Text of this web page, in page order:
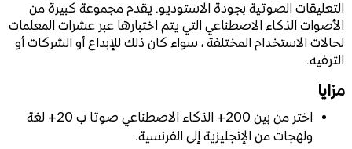
التعليقات الصوتية بجودة الاستوديو. يقدم مجموعة كبيرة من
الأصوات الذكاء الاصطناعي التي يتم اختبارها عبر عشرات المعلمات
لحالات الاستخدام المختلفة ، سواء كان ذلك للإبداع أو الشركات أو
الترفيه.
مزايا
اختر من بين 200+ الذكاء الاصطناعي صوتا ب 20+ لغة
ولهجات من الإنجليزية إلى الفرنسية.